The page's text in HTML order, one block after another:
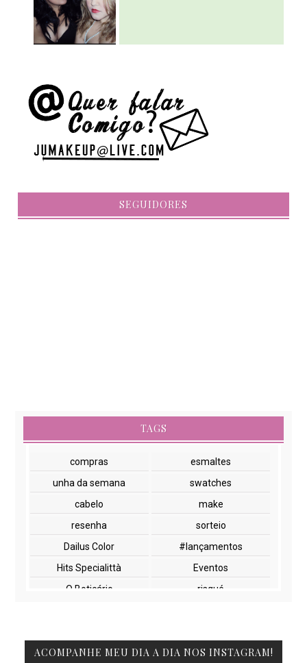
SEGUIDORES
TAGS
compras
esmaltes
unha da semana
swatches
cabelo
make
resenha
sorteio
Dailus Color
#lançamentos
Hits Specialittà
Eventos
O Boticário
risqué
Beauty Fair
Embelleze
ACOMPANHE MEU DIA A DIA NOS INSTAGRAM!